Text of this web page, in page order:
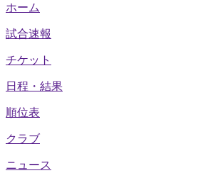
ホーム
試合速報
チケット
日程・結果
順位表
クラブ
ニュース